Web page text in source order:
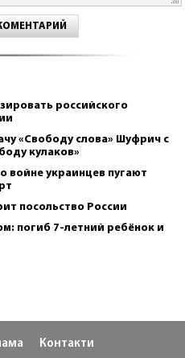
российского
«Свободу слова» Шуфрич с
кулаков»
войне украинцев пугают
посольство России
погиб 7-летний ребёнок и
Контакти